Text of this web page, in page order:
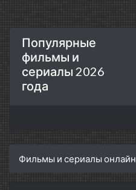
Популярные
фильмы и
сериалы 2026
года
Фильмы и сериалы онлайн